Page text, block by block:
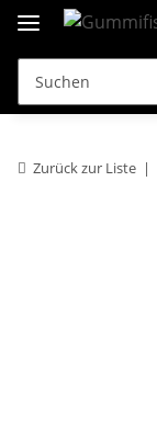
Zurück zur Liste